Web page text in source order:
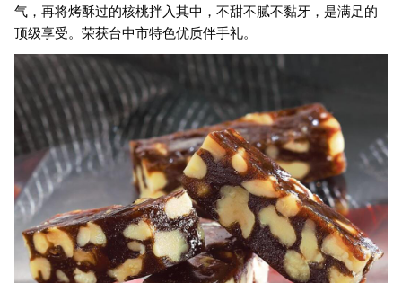
气，再将烤酥过的核桃拌入其中，不甜不腻不黏牙，是满足的
顶级享受。荣获台中市特色优质伴手礼。